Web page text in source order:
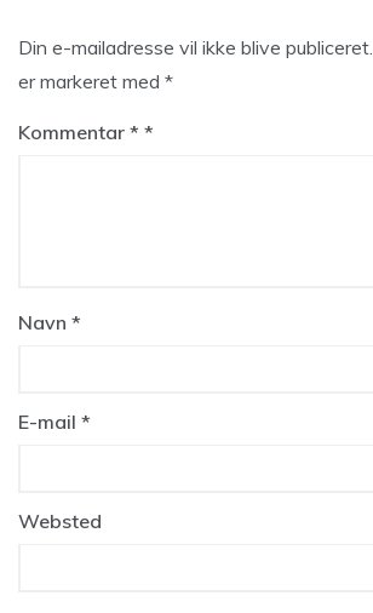
Din e-mailadresse vil ikke blive publiceret.
er markeret med *
Kommentar *
Navn *
E-mail *
Websted